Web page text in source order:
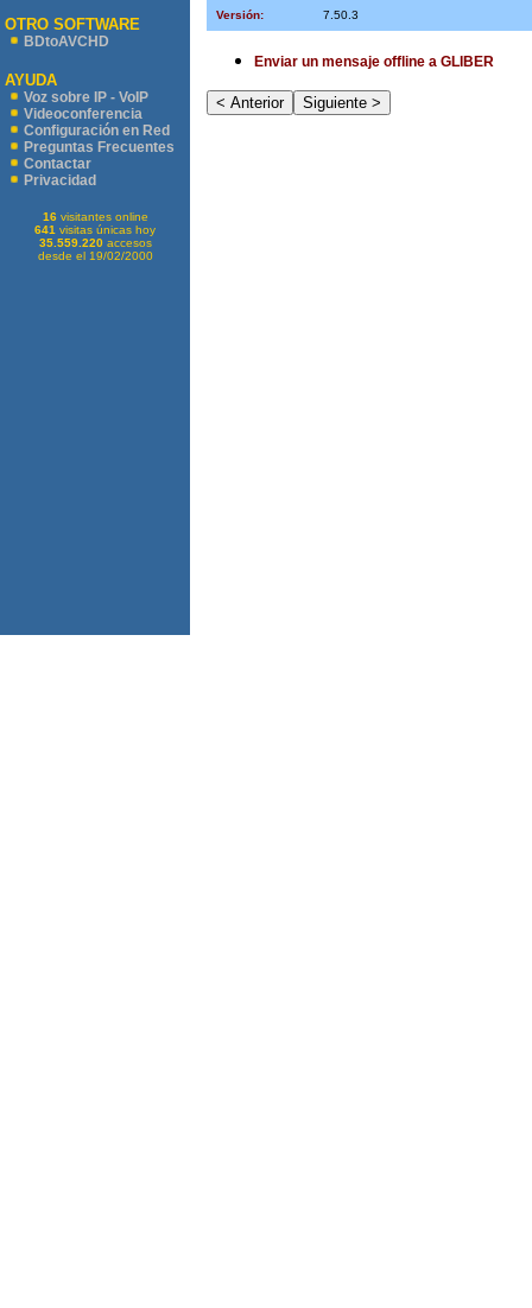
OTRO SOFTWARE
BDtoAVCHD
AYUDA
Voz sobre IP - VoIP
Videoconferencia
Configuración en Red
Preguntas Frecuentes
Contactar
Privacidad
16visitantes online
641 visitas únicas hoy
35.559.220accesos
desde el 19/02/2000
Versión:
7.50.3
Enviar un mensaje offline a GLIBER